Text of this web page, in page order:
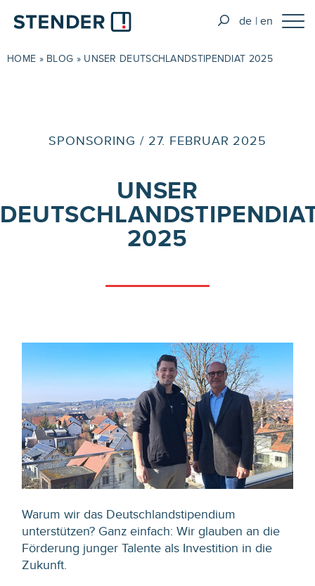
de en
HOME » BLOG » UNSER DEUTSCHLANDSTIPENDIAT 2025
SPONSORING / 27. FEBRUAR 2025
UNSER
2025
Warum wir das Deutschlandstipendium
unterstützen? Ganz einfach: Wir glauben an die
Förderung junger Talente als Investition in die
Zukunft.